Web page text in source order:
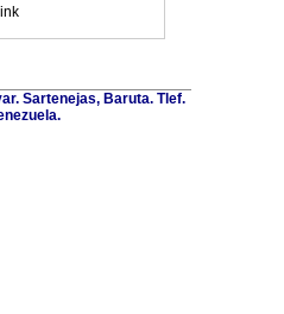
Sartenejas, Baruta. Tlef.